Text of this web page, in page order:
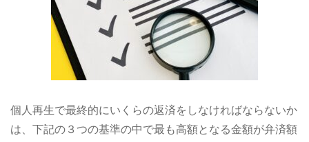
個人再生で最終的にいくらの返済をしなければならないか
は、下記の３つの基準の中で最も高額となる金額が弁済額